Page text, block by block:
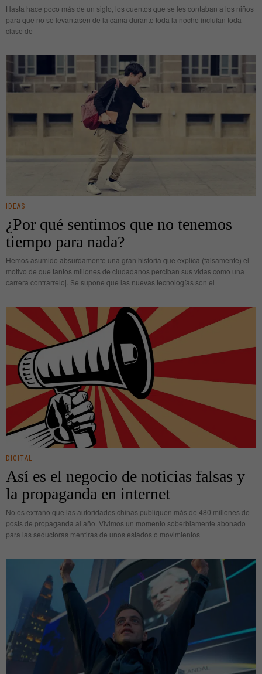
Hasta hace poco más de un siglo, los cuentos que se les contaban a los niños
para que no se levantasen de la cama durante toda la noche incluían toda
clase de
IDEAS
¿Por qué sentimos que no tenemos
tiempo para nada?
Hemos asumido absurdamente una gran historia que explica (falsamente) el
motivo de que tantos millones de ciudadanos perciban sus vidas como una
carrera contrarreloj. Se supone que las nuevas tecnologías son el
DIGITAL
Así es el negocio de noticias falsas y
la propaganda en internet
No es extraño que las autoridades chinas publiquen más de 480 millones de
posts de propaganda al año. Vivimos un momento soberbiamente abonado
para las seductoras mentiras de unos estados o movimientos